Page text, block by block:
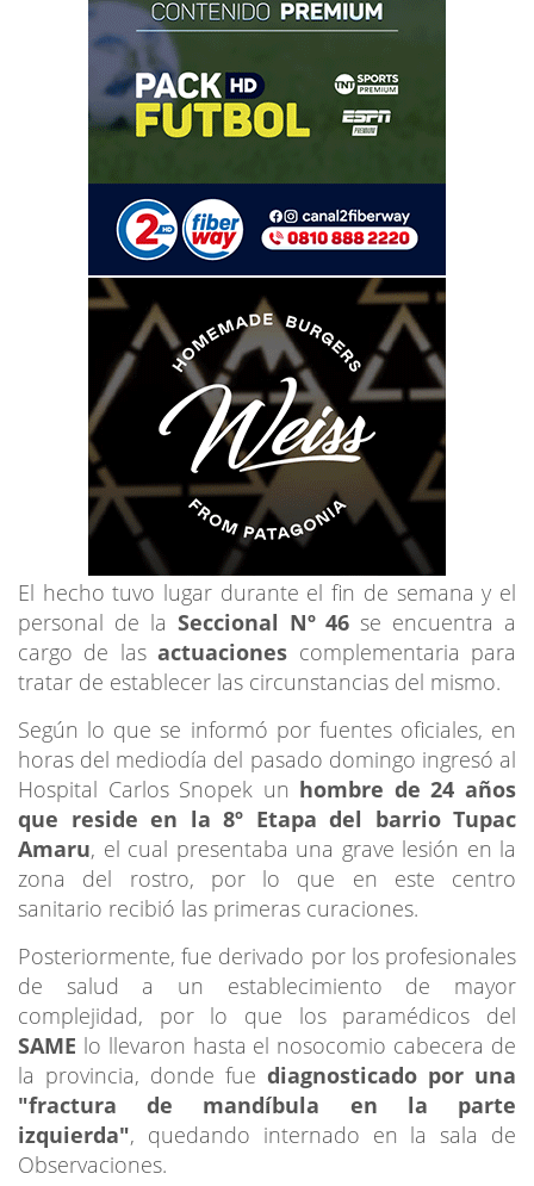
El hecho tuvo lugar durante el fin de semana y el
personal de la Seccional Nº 46 se encuentra a
cargo de lasactuaciones complementaria para
tratar de establecer las circunstancias del mismo.
Según lo que se informó por fuentes oficiales, en
horas del mediodía del pasado domingo ingresó al
Hospital Carlos Snopek un hombre de 24 años
que reside en la 8º Etapa del barrio Tupac
Amaru, el cual presentaba una grave lesión en la
zona del rostro, por lo que en este centro
sanitario recibió las primeras curaciones.
Posteriormente, fue derivado por los profesionales
de salud a un establecimiento de mayor
complejidad, por lo que los paramédicos del
SAME lo llevaron hasta el nosocomio cabecera de
la provincia, donde fue diagnosticado por una
"fractura de mandíbula en la parte
izquierda", quedando internado en la sala de
Observaciones.